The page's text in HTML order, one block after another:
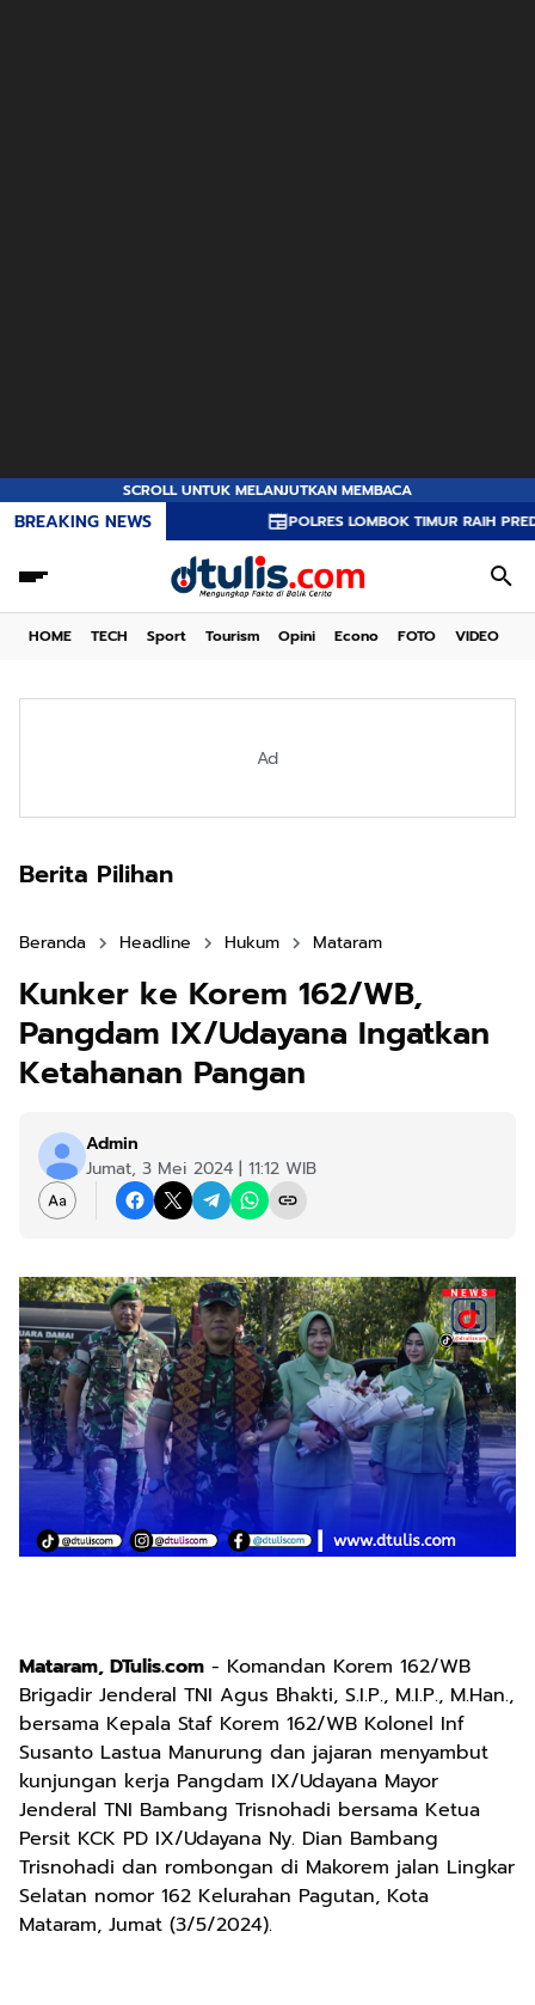
SCROLL UNTUK MELANJUTKAN MEMBACA
BREAKING NEWS POLRES LOMBOK TIMUR RAIH PREDIKAT A
HOME TECH Sport Tourism Opini Econo FOTO VIDEO
Ad
Berita Pilihan
Beranda Headline Hukum Mataram
Kunker ke Korem 162/WB,
Pangdam IX/Udayana Ingatkan
Ketahanan Pangan
Admin
Jumat, 3 Mei 2024 | 11:12 WIB
Mataram, DTulis.com - Komandan Korem 162/WB
Brigadir Jenderal TNI Agus Bhakti, S.I.P., M.I.P., M.Han.,
bersama Kepala Staf Korem 162/WB Kolonel Inf
Susanto Lastua Manurung dan jajaran menyambut
kunjungan kerja Pangdam IX/Udayana Mayor
Jenderal TNI Bambang Trisnohadi bersama Ketua
Persit KCK PD IX/Udayana Ny. Dian Bambang
Trisnohadi dan rombongan di Makorem jalan Lingkar
Selatan nomor 162 Kelurahan Pagutan, Kota
Mataram, Jumat (3/5/2024).